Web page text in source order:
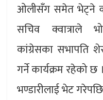
ओलीसँग समेत भेट्ने
सचिव क्वात्राले
कांग्रेसका सभापति
गर्ने कार्यक्रम रहेको छ ।
भण्डारीलाई भेट